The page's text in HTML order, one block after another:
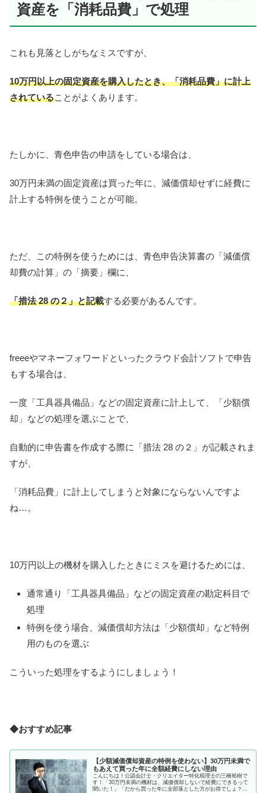
資産を「消耗品費」で処理
これも見落としがちなミスですが、
10万円以上の固定資産を購入したとき、「消耗品費」に計上
されていることがよくあります。
たしかに、青色申告の申請をしている場合は、
30万円未満の固定資産は買った年に、減価償却せずに経費に
計上する特例を使うことが可能。
ただ、この特例を使うためには、青色申告決算書の「減価償
却費の計算」の「摘要」欄に、
「措法 28 の２」と記載する必要があるんです。
freeeやマネーフォワードといったクラウド会計ソフトで申告
もする場合は、
一度「工具器具備品」などの固定資産に計上して、「少額償
却」などの処理を選ぶことで、
自動的に申告書を作成する際に「措法 28 の２」が記載されま
すが、
「消耗品費」に計上してしまうと対象にならないんですよ
ね…。
10万円以上の機材を購入したときにミスを避けるためには、
通常通り「工具器具備品」などの固定資産の勘定科目で
処理
特例を使う場合、減価償却方法は「少額償却」など特例
用のものを選ぶ
こういった処理をするようにしましょう！
◆おすすめ記事
【少額減価償却資産の特例を使わない】30万円未満で
もあえて買った年に全額経費にしない理由
こんにちは！公認会計士・クリエイター特化税理士の三橋裕樹で
す！「30万円未満の機材は、減価償却しないで経費にできるって
聞いた！」「だから買った年に全部落とした方がお得でしょ？」